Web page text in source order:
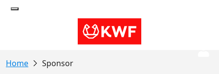
Sponsor